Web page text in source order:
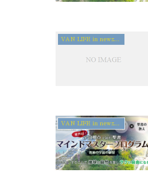
VAN LIFE in newzealand
VAN LIFE in newzealand